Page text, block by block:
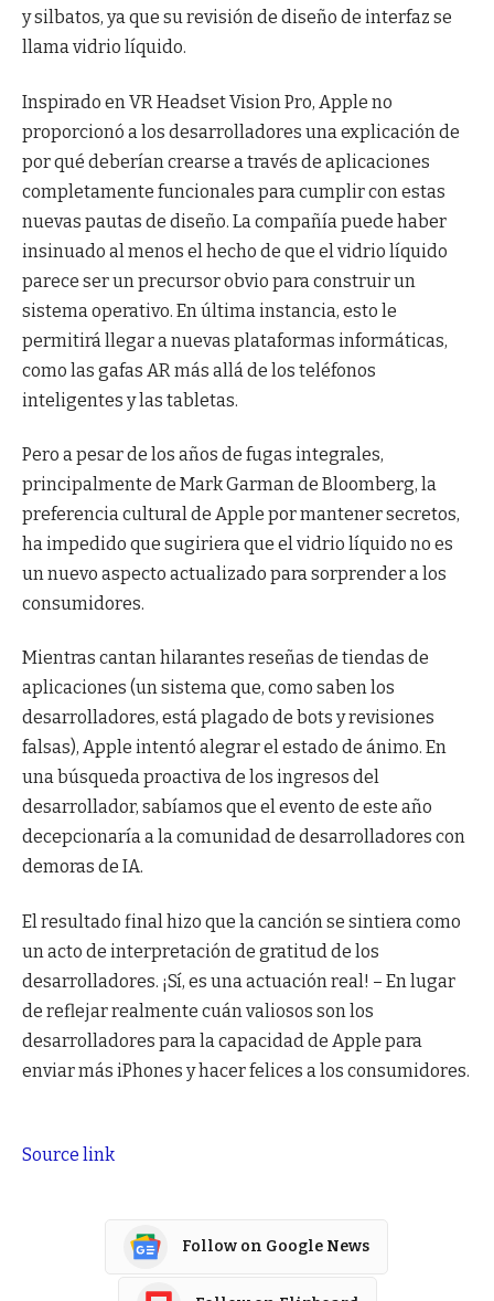
y silbatos, ya que su revisión de diseño de interfaz se
llama vidrio líquido.
Inspirado en VR Headset Vision Pro, Apple no
proporcionó a los desarrolladores una explicación de
por qué deberían crearse a través de aplicaciones
completamente funcionales para cumplir con estas
nuevas pautas de diseño. La compañía puede haber
insinuado al menos el hecho de que el vidrio líquido
parece ser un precursor obvio para construir un
sistema operativo. En última instancia, esto le
permitirá llegar a nuevas plataformas informáticas,
como las gafas AR más allá de los teléfonos
inteligentes y las tabletas.
Pero a pesar de los años de fugas integrales,
principalmente de Mark Garman de Bloomberg, la
preferencia cultural de Apple por mantener secretos,
ha impedido que sugiriera que el vidrio líquido no es
un nuevo aspecto actualizado para sorprender a los
consumidores.
Mientras cantan hilarantes reseñas de tiendas de
aplicaciones (un sistema que, como saben los
desarrolladores, está plagado de bots y revisiones
falsas), Apple intentó alegrar el estado de ánimo. En
una búsqueda proactiva de los ingresos del
desarrollador, sabíamos que el evento de este año
decepcionaría a la comunidad de desarrolladores con
demoras de IA.
El resultado final hizo que la canción se sintiera como
un acto de interpretación de gratitud de los
desarrolladores. ¡Sí, es una actuación real! – En lugar
de reflejar realmente cuán valiosos son los
desarrolladores para la capacidad de Apple para
enviar más iPhones y hacer felices a los consumidores.
Source link
Follow on Google News